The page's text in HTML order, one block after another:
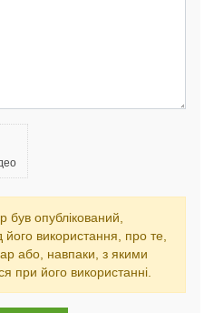
був опублікований,
його використання, про те,
або, навпаки, з якими
при його використанні.